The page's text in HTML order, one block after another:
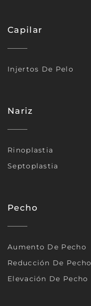
Capilar
Injertos De Pelo
Nariz
Rinoplastia
Septoplastia
Pecho
Aumento De Pecho
Reducción De Pecho
Elevación De Pecho